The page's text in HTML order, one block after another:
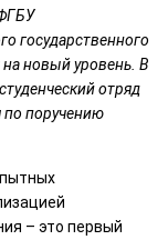
государственного
новый уровень. В
отряд
по поручению
– это первый